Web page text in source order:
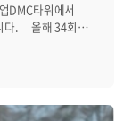
아니라
. 참여한
다. 반면 참여한
심으로 소개하는
DMC타워에서
를
쌓았는지를 보고